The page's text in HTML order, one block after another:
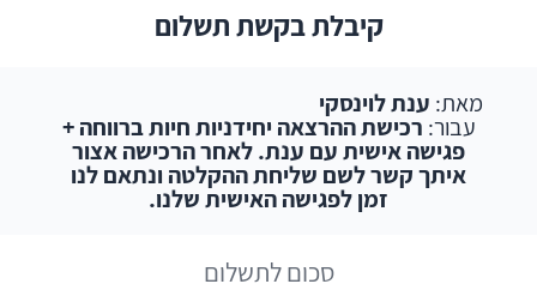
קיבלת בקשת תשלום
מאת: ענת לוינסקי
עבור: רכישת ההרצאה יחידניות חיות ברווחה +
פגישה אישית עם ענת. לאחר הרכישה אצור
איתך קשר לשם שליחת ההקלטה ונתאם לנו
זמן לפגישה האישית שלנו.
סכום לתשלום